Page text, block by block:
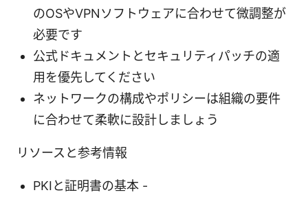
のOSやVPNソフトウェアに合わせて微調整が
必要です
公式ドキュメントとセキュリティパッチの適
用を優先してください
ネットワークの構成やポリシーは組織の要件
に合わせて柔軟に設計しましょう
リソースと参考情報
PKIと証明書の基本 -